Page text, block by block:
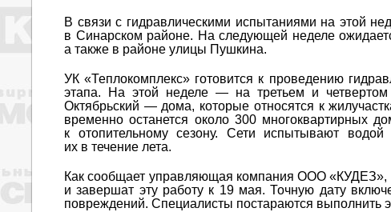
В связи с гидравлическими испытаниями на этой
в Синарском районе. На следующей неделе
а также в районе улицы Пушкина.
УК «Теплокомплекс» готовится к проведению
этапа. На этой неделе — на третьем и четвертом
Октябрьский — дома, которые относятся к
временно останется около 300 многоквартирных
к отопительному сезону. Сети испытывают
их в течение лета.
Как сообщает управляющая компания ООО «КУДЕЗ»,
и завершат эту работу к 19 мая. Точную дату
повреждений. Специалисты постараются выполнить